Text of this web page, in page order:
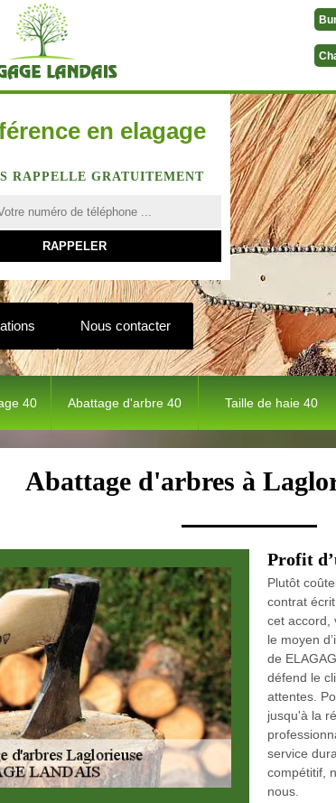
en elagage
RAPPELLE GRATUITEMENT
Nous contacter
40 Abattage d'arbre 40 Taille de haie 40
Abattage d'arbres à
Profit
Plutôt
contrat
cet accord,
le moyen
de
défend le
attentes.
jusqu'à la
service
compétitif,
nous.